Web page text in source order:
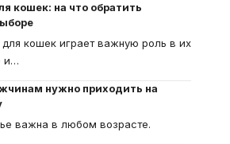
кошек: на что обратить
кошек играет важную роль в их
и…
нужно приходить на
важна в любом возрасте.